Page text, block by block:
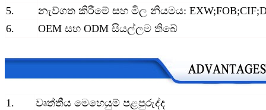
5.
නැව්ගත කිරීමේ සහ මිල නියමය:
6.
OEM සහ ODM සියල්ලම තිබේ
1.
වෘත්තීය මෙහෙයුම් පළපුරුද්ද